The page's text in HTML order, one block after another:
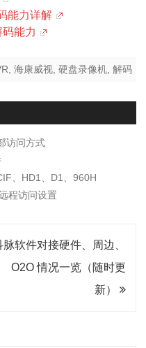
能力详解
能力
海康威视 硬盘录像机 解码
访问方式
、HD1、D1、960H
程访问设置
脉软件对接硬件、周边、
O2O 情况一览（随时更
新）